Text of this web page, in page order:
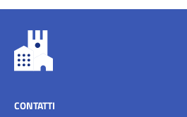
CONTATTI